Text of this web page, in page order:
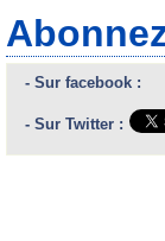
- Sur facebook :
- Sur Twitter :